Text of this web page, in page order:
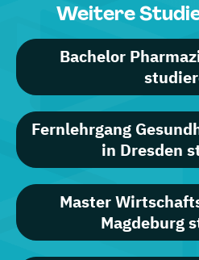
Weitere
Bachelor
Fernlehrgang
in Dresden
Master
Magdeburg